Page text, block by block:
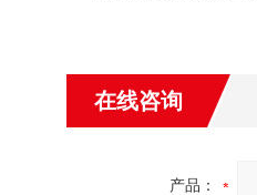
在线咨询
产品：